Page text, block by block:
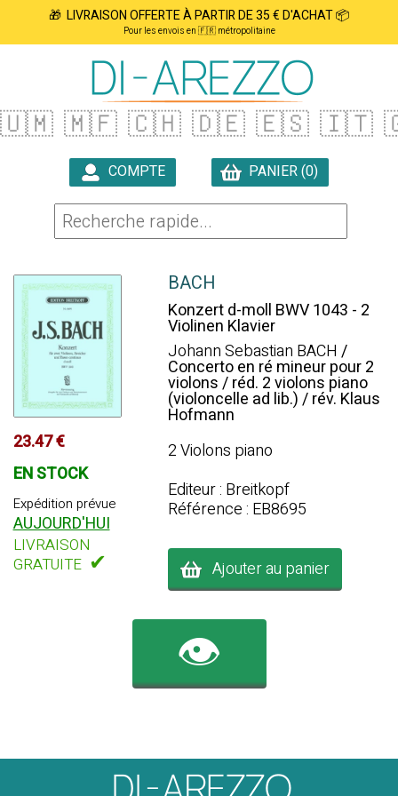
🎁 LIVRAISON OFFERTE À PARTIR DE 35 € D'ACHAT 📦
Pour les envois en 🇫🇷 métropolitaine
🇺🇲 🇲🇫 🇨🇭 🇩🇪 🇪🇸 🇮🇹
COMPTE
PANIER (0)
23.47 €
EN STOCK
Expédition prévue
AUJOURD'HUI
LIVRAISON
GRATUITE ✔
BACH
Konzert d-moll BWV 1043 - 2
Violinen Klavier
Johann Sebastian BACH /
Concerto en ré mineur pour 2
violons / réd. 2 violons piano
(violoncelle ad lib.) / rév. Klaus
Hofmann
2 Violons piano
Editeur : Breitkopf
Référence : EB8695
Ajouter au panier
👁️